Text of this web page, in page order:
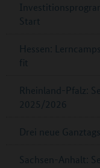
Start
Hessen:
fit
Rheinland-Pfalz:
2025/2026
Drei neue
Sachsen-Anhalt: